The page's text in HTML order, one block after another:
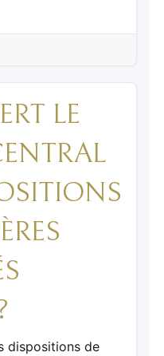
LE
dispositions de